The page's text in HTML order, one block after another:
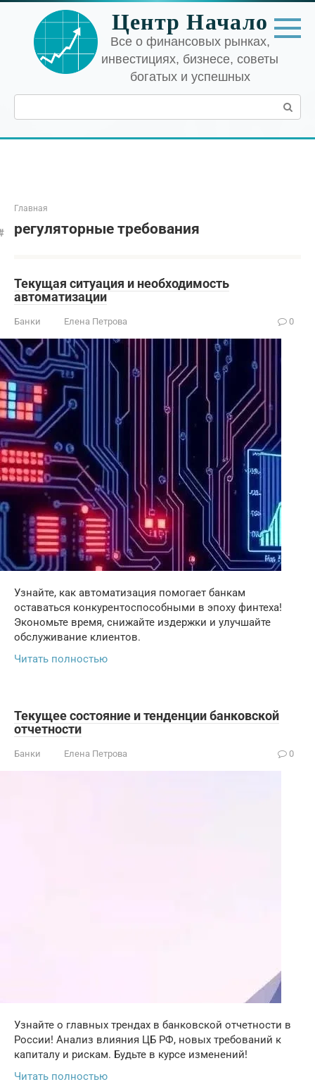
Перейти
контенту
Центр Начало
Все о финансовых рынках,
инвестициях, бизнесе, советы
богатых и успешных
Поиск:
Главная
регуляторные требования
Текущая ситуация и необходимость
автоматизации
Банки Елена Петрова 0
Узнайте, как автоматизация помогает банкам
оставаться конкурентоспособными в эпоху финтеха!
Экономьте время, снижайте издержки и улучшайте
обслуживание клиентов.
Читать полностью
Текущее состояние и тенденции банковской
отчетности
Банки Елена Петрова 0
Узнайте о главных трендах в банковской отчетности в
России! Анализ влияния ЦБ РФ, новых требований к
капиталу и рискам. Будьте в курсе изменений!
Читать полностью